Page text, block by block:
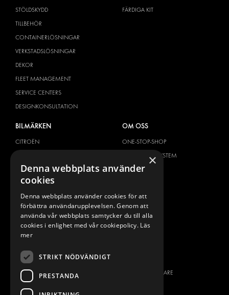
STÖLDSKYDD
TILLBEHÖR
CONTAINERLÖSNINGAR
VERKSTADSLÖSNINGAR
DEKOR
FLEET MANAGEMENT
SERVICE CENTERS
DESIGNKONSULTATION
FÄRDIGA KIT
BILMÄRKEN
CITROËN
FIAT
FORD
HYUNDAI
IVECO
MAN
MAXUS
MERCEDES
NISSAN
OPEL
PEUGEOT
OM OSS
ONE-STOP-SHOP
OM MODUL-SYSTEM
BROSCHYRER
NYHETER
KONTAKT
KONTAKTA OSS
BLI ÅTERFÖRSÄLJARE
×
Denna webbplats använder
cookies
Denna webbplats använder cookies för att
förbättra användarupplevelsen. Genom att
använda vår webbplats samtycker du till alla
cookies i enlighet med vår cookiepolicy. Läs
mer
STRIKT NÖDVÄNDIGT
PRESTANDA